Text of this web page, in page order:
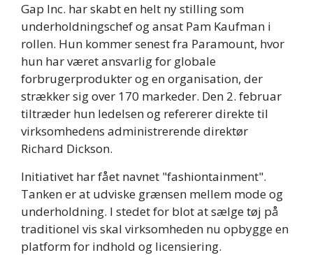
Gap Inc. har skabt en helt ny stilling som
underholdningschef og ansat Pam Kaufman i
rollen. Hun kommer senest fra Paramount, hvor
hun har været ansvarlig for globale
forbrugerprodukter og en organisation, der
strækker sig over 170 markeder. Den 2. februar
tiltræder hun ledelsen og refererer direkte til
virksomhedens administrerende direktør
Richard Dickson.
Initiativet har fået navnet "fashiontainment".
Tanken er at udviske grænsen mellem mode og
underholdning. I stedet for blot at sælge tøj på
traditionel vis skal virksomheden nu opbygge en
platform for indhold og licensiering.